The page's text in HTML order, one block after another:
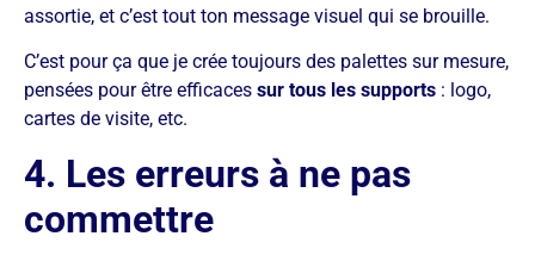
assortie, et c’est tout ton message visuel qui se brouille.
C’est pour ça que je crée toujours des palettes sur mesure,
pensées pour être efficaces sur tous les supports : logo,
cartes de visite, etc.
4. Les erreurs à ne pas
commettre